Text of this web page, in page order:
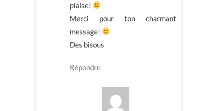
plaise!
Merci pour ton charmant
message!
Des bisous
Répondre